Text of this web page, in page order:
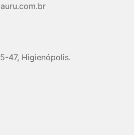
47, Higienópolis.